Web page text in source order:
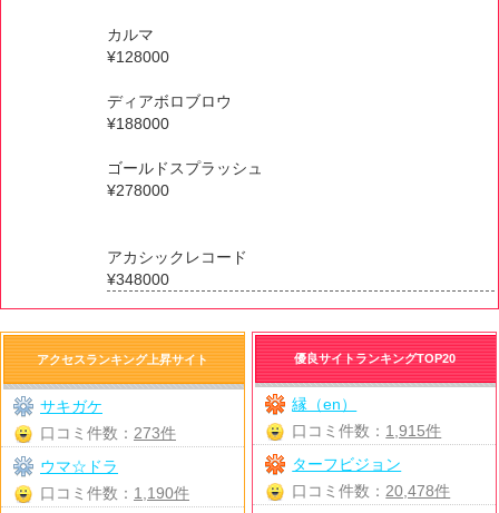
カルマ
¥128000
ディアボロブロウ
¥188000
ゴールドスプラッシュ
¥278000
アカシックレコード
¥348000
優良サイトランキングTOP20
縁（en）
口コミ件数： 1,915件
ターフビジョン
口コミ件数： 20,478件
アクセスランキング上昇サイト
サキガケ
口コミ件数： 273件
ウマ☆ドラ
口コミ件数： 1,190件